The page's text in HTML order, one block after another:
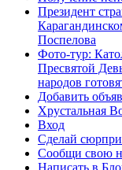
Президент
Поспелова
Фото-тур:
Пресвятой
народов
Добавить
Хрустальная
Вход
Сделай
Сообщи свою